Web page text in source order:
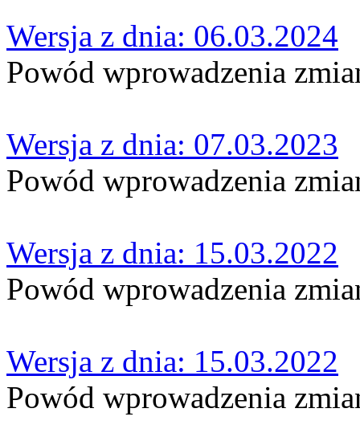
Wersja z dnia: 06.03.2024
Powód wprowadzenia
Wersja z dnia: 07.03.2023
Powód wprowadzenia
Wersja z dnia: 15.03.2022
Powód wprowadzenia
Wersja z dnia: 15.03.2022
Powód wprowadzenia